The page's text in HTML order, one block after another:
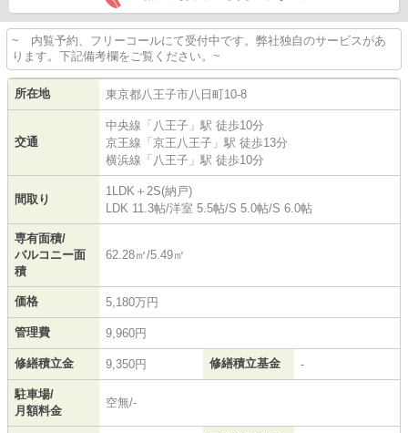
~ 内覧予約、フリーコールにて受付中です。弊社独自のサービスがあ
ります。下記備考欄をご覧ください。~
所在地 東京都八王子市八日町10-8
交通
中央線 「 八王子 」駅 徒歩10分
京王線 「 京王八王子 」駅 徒歩13分
横浜線 「 八王子 」駅 徒歩10分
間取り
1LDK＋2S(納戸)
LDK 11.3帖/洋室 5.5帖/S 5.0帖/S 6.0帖
専有面積/
バルコニー面
積
62.28㎡/5.49㎡
価格 5,180万円
管理費 9,960円
修繕積立金 9,350円 修繕積立基金 -
駐車場/
月額料金
空無/-